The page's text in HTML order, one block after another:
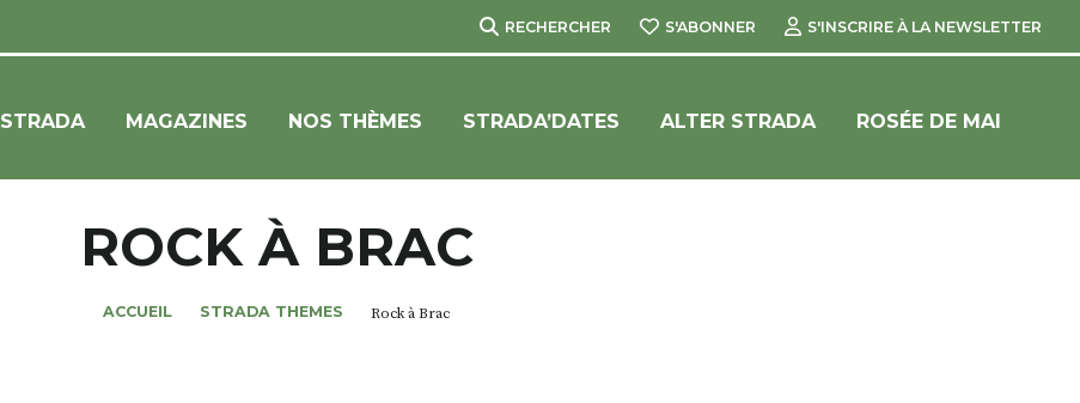
RECHERCHER S'ABONNER S'INSCRIRE À LA NEWSLETTER
STRADA MAGAZINES NOS THÈMES STRADA’DATES ALTER STRADA ROSÉE DE MAI
ROCK À BRAC
ACCUEIL STRADA THEMES Rock à Brac